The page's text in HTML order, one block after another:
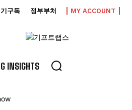
구독 정부부처 MY ACCOUNT
INSIGHTS